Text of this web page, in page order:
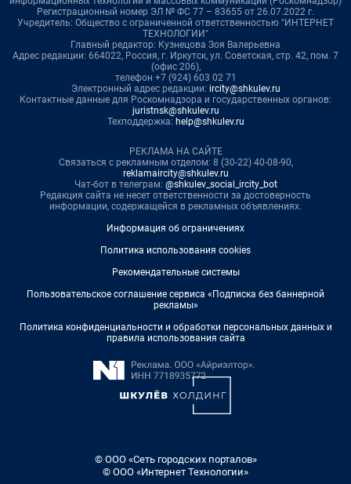
Регистрационный номер ЭЛ № ФС 77 – 83655 от 26.07.2022 г.
Учредитель: Общество с ограниченной ответственностью "ИНТЕРНЕТ
ТЕХНОЛОГИИ"
Главный редактор: Кузнецова Зоя Валерьевна
Адрес редакции: 664022, Россия, г. Иркутск, ул. Советская, стр. 42, пом. 7
(офис 206),
телефон +7 (924) 603 02 71
Электронный адрес редакции: ircity@shkulev.ru
Контактные данные для Роскомнадзора и государственных органов:
juristnsk@shkulev.ru
Техподдержка: help@shkulev.ru
РЕКЛАМА НА САЙТЕ
Связаться с рекламным отделом: 8 (30-22) 40-08-90,
reklamaircity@shkulev.ru
Чат-бот в телеграм: @shkulev_social_ircity_bot
Редакция сайта не несет ответственности за достоверность
информации, содержащейся в рекламных объявлениях.
Информация об ограничениях
Политика использования cookies
Рекомендательные системы
Пользовательское соглашение сервиса «Подписка без баннерной
рекламы»
Политика конфиденциальности и обработки персональных данных и
правила использования сайта
© ООО «Сеть городских порталов»
© ООО «Интернет Технологии»